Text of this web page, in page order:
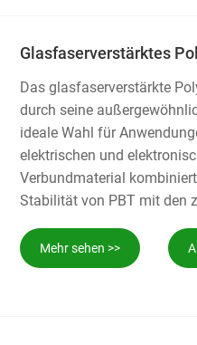
Glasfaserverstärktes
Das glasfaserverstärkte
durch seine
ideale Wahl für
elektrischen und
Verbundmaterial
Stabilität von PBT mit den
hervorragenden
gegenüber einer Vielzahl
Mehr sehen >>